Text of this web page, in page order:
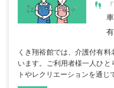
くき翔裕館では、介護付有
います。ご利用者様一人ひ
トやレクリエーションを通じ